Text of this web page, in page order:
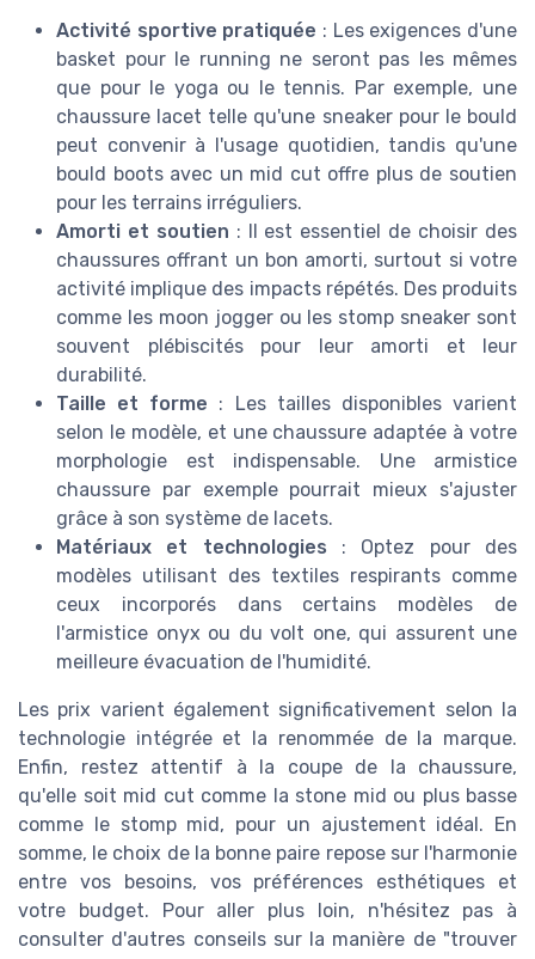
Activité sportive pratiquée : Les exigences d'une
basket pour le running ne seront pas les mêmes
que pour le yoga ou le tennis. Par exemple, une
chaussure lacet telle qu'une sneaker pour le bould
peut convenir à l'usage quotidien, tandis qu'une
bould boots avec un mid cut offre plus de soutien
pour les terrains irréguliers.
Amorti et soutien : Il est essentiel de choisir des
chaussures offrant un bon amorti, surtout si votre
activité implique des impacts répétés. Des produits
comme les moon jogger ou les stomp sneaker sont
souvent plébiscités pour leur amorti et leur
durabilité.
Taille et forme : Les tailles disponibles varient
selon le modèle, et une chaussure adaptée à votre
morphologie est indispensable. Une armistice
chaussure par exemple pourrait mieux s'ajuster
grâce à son système de lacets.
Matériaux et technologies : Optez pour des
modèles utilisant des textiles respirants comme
ceux incorporés dans certains modèles de
l'armistice onyx ou du volt one, qui assurent une
meilleure évacuation de l'humidité.
Les prix varient également significativement selon la
technologie intégrée et la renommée de la marque.
Enfin, restez attentif à la coupe de la chaussure,
qu'elle soit mid cut comme la stone mid ou plus basse
comme le stomp mid, pour un ajustement idéal. En
somme, le choix de la bonne paire repose sur l'harmonie
entre vos besoins, vos préférences esthétiques et
votre budget. Pour aller plus loin, n'hésitez pas à
consulter d'autres conseils sur la manière de "trouver